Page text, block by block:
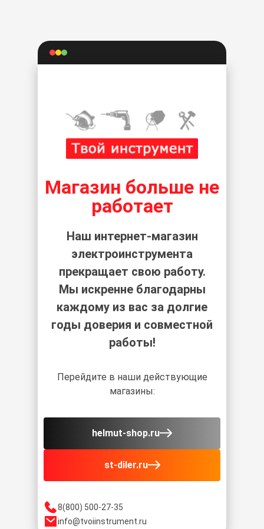
8(800) 500-27-35
info@tvoiinstrument.ru
Магазин больше не
работает
Наш интернет-магазин
электроинструмента
прекращает свою работу.
Мы искренне благодарны
каждому из вас за долгие
годы доверия и совместной
работы!
Перейдите в наши действующие
магазины:
helmut-shop.ru
st-diler.ru